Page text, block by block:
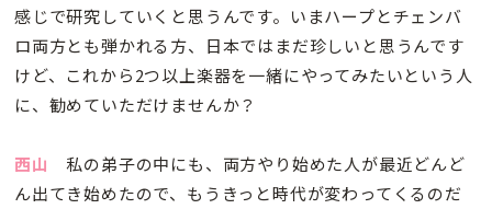
感じで研究していくと思うんです。いまハープとチェンバ
ロ両方とも弾かれる方、日本ではまだ珍しいと思うんです
けど、これから2つ以上楽器を一緒にやってみたいという人
に、勧めていただけませんか？
西山
私の弟子の中にも、両方やり始めた人が最近どんど
ん出てき始めたので、もうきっと時代が変わってくるのだ